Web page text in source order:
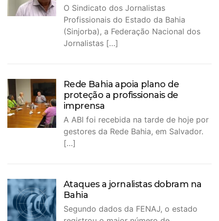
O Sindicato dos Jornalistas
Profissionais do Estado da Bahia
(Sinjorba), a Federação Nacional dos
Jornalistas […]
Rede Bahia apoia plano de
proteção a profissionais de
imprensa
A ABI foi recebida na tarde de hoje por
gestores da Rede Bahia, em Salvador.
[…]
Ataques a jornalistas dobram na
Bahia
Segundo dados da FENAJ, o estado